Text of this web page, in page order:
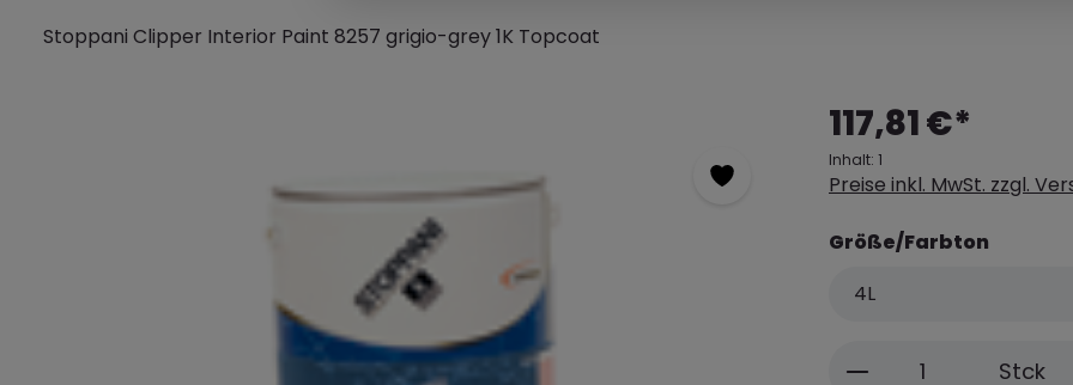
Stoppani Clipper Interior Paint 8257 grigio-grey 1K Topcoat
117,81 €*
Inhalt: 1
Preise inkl. MwSt. zzgl.
Größe/Farbton
Produkt Stck